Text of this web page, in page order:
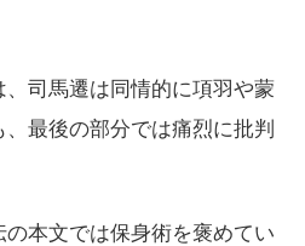
、司馬遷は同情的に項羽や蒙
最後の部分では痛烈に批判
の本文では保身術を褒めてい